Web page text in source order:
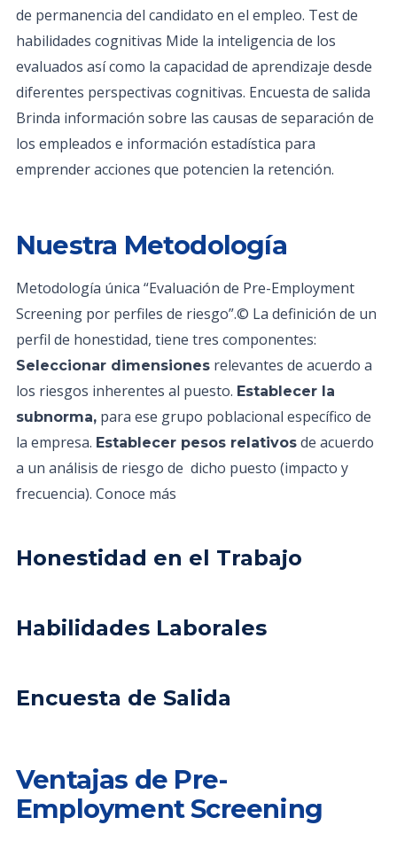
de permanencia del candidato en el empleo. Test de
habilidades cognitivas Mide la inteligencia de los
evaluados así como la capacidad de aprendizaje desde
diferentes perspectivas cognitivas. Encuesta de salida
Brinda información sobre las causas de separación de
los empleados e información estadística para
emprender acciones que potencien la retención.
Nuestra Metodología
Metodología única “Evaluación de Pre-Employment
Screening por perfiles de riesgo”.© La definición de un
perfil de honestidad, tiene tres componentes:
Seleccionar dimensiones relevantes de acuerdo a
los riesgos inherentes al puesto. Establecer la
subnorma, para ese grupo poblacional específico de
la empresa. Establecer pesos relativos de acuerdo
a un análisis de riesgo de dicho puesto (impacto y
frecuencia). Conoce más
Honestidad en el Trabajo
Habilidades Laborales
Encuesta de Salida
Ventajas de Pre-
Employment Screening